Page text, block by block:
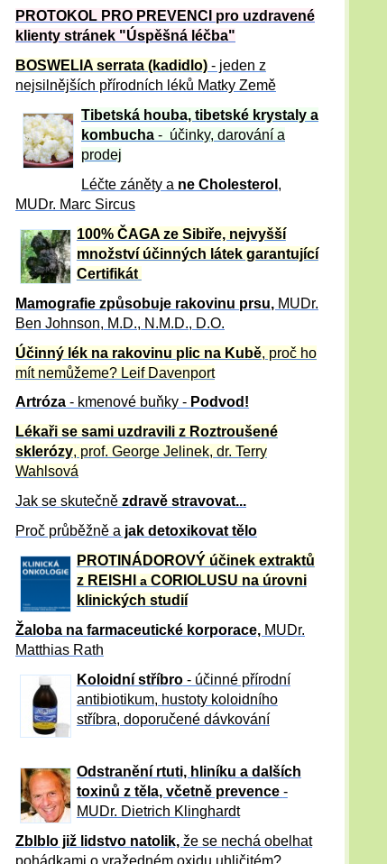
PROTOKOL PRO PREVENCI pro uzdravené
klienty stránek "Úspěšná léčba"
BOSWELIA serrata (kadidlo) - jeden z
nejsilnějších přírodních léků Matky Země
Tibetská houba, tibetské krystaly a
kombucha - účinky, darování a
prodej
Léčte záněty a ne Cholesterol ,
MUDr. Marc Sircus
100% ČAGA ze Sibiře, nejvyšší
množství účinných látek garantující
Certifikát
Mamografie způsobuje rakovinu prsu, MUDr.
Ben Johnson, M.D., N.M.D., D.O.
Účinný lék na rakovinu plic na Kubě, proč ho
mít nemůžeme? Leif Davenport
Artróza - kmenové buňky - Podvod!
Lékaři se sami uzdravili z Roztroušené
sklerózy, prof. George Jelinek, dr. Terry
Wahlsová
Jak se skutečně zdravě stravovat...
Proč průběžně a jak detoxikovat tělo
PROTINÁDOROVÝ účinek extraktů
z REISHI a CORIOLUSU na úrovni
klinických studií
Žaloba na farmaceutické korporace, MUDr.
Matthias Rath
Koloidní stříbro- účinné přírodní
antibiotikum, hustoty koloidního
stříbra, doporučené dávkování
Odstranění rtuti, hliníku a dalších
toxinů z těla, včetně prevence -
MUDr. Dietrich Klinghardt
Zblblo již lidstvo natolik, že se nechá obelhat